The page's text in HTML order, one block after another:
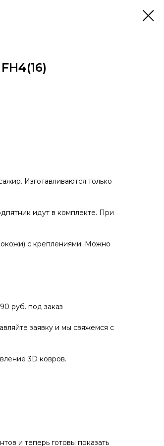
Изготавливаются только
идут в комплекте. При
с креплениями. Можно
руб. под заказ
заявку и мы свяжемся с
3D ковров.
и теперь готовы показать